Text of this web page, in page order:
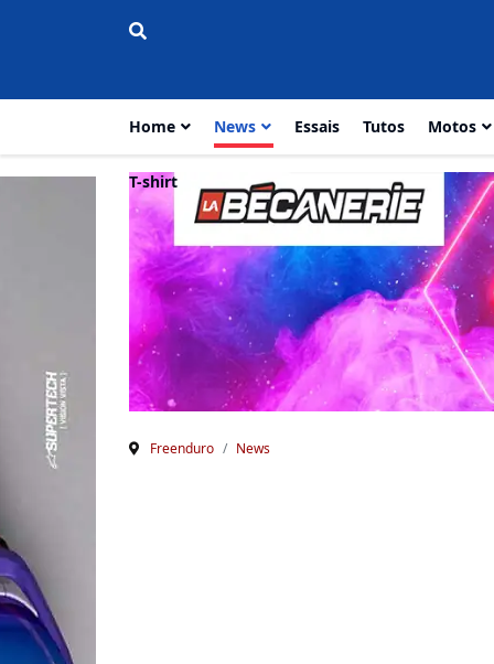
Home News Essais Tutos Motos
T-shirt
Freenduro News